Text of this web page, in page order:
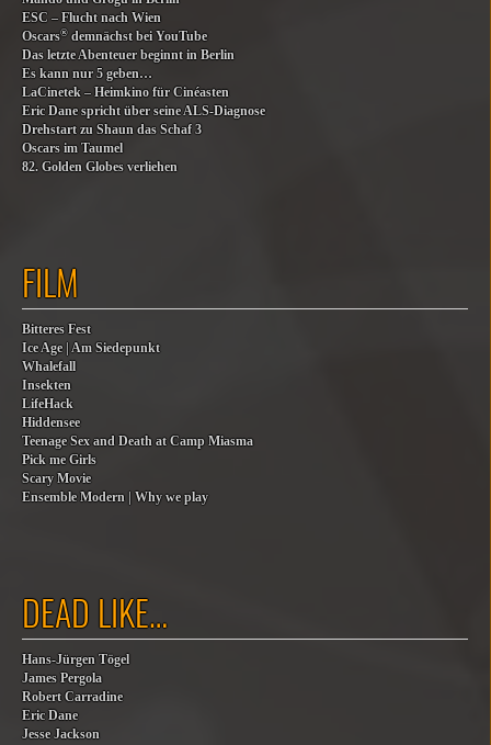
ESC – Flucht nach Wien
Oscars® demnächst bei YouTube
Das letzte Abenteuer beginnt in Berlin
Es kann nur 5 geben…
LaCinetek – Heimkino für Cinéasten
Eric Dane spricht über seine ALS-Diagnose
Drehstart zu Shaun das Schaf 3
Oscars im Taumel
82. Golden Globes verliehen
FILM
Bitteres Fest
Ice Age | Am Siedepunkt
Whalefall
Insekten
LifeHack
Hiddensee
Teenage Sex and Death at Camp Miasma
Pick me Girls
Scary Movie
Ensemble Modern | Why we play
DEAD LIKE…
Hans-Jürgen Tögel
James Pergola
Robert Carradine
Eric Dane
Jesse Jackson